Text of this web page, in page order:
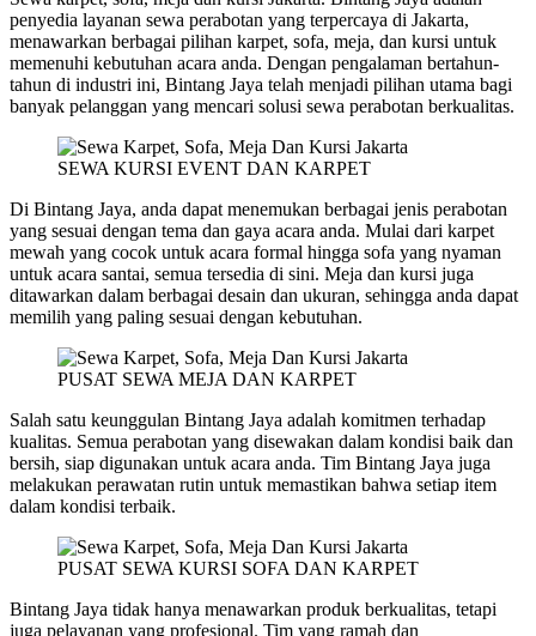
penyedia layanan sewa perabotan yang terpercaya di Jakarta,
menawarkan berbagai pilihan karpet, sofa, meja, dan kursi untuk
memenuhi kebutuhan acara anda. Dengan pengalaman bertahun-
tahun di industri ini, Bintang Jaya telah menjadi pilihan utama bagi
banyak pelanggan yang mencari solusi sewa perabotan berkualitas.
SEWA KURSI EVENT DAN KARPET
Di Bintang Jaya, anda dapat menemukan berbagai jenis perabotan
yang sesuai dengan tema dan gaya acara anda. Mulai dari karpet
mewah yang cocok untuk acara formal hingga sofa yang nyaman
untuk acara santai, semua tersedia di sini. Meja dan kursi juga
ditawarkan dalam berbagai desain dan ukuran, sehingga anda dapat
memilih yang paling sesuai dengan kebutuhan.
PUSAT SEWA MEJA DAN KARPET
Salah satu keunggulan Bintang Jaya adalah komitmen terhadap
kualitas. Semua perabotan yang disewakan dalam kondisi baik dan
bersih, siap digunakan untuk acara anda. Tim Bintang Jaya juga
melakukan perawatan rutin untuk memastikan bahwa setiap item
dalam kondisi terbaik.
PUSAT SEWA KURSI SOFA DAN KARPET
Bintang Jaya tidak hanya menawarkan produk berkualitas, tetapi
juga pelayanan yang profesional. Tim yang ramah dan